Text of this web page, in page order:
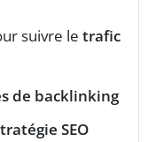
suivre le trafic
de backlinking
SEO